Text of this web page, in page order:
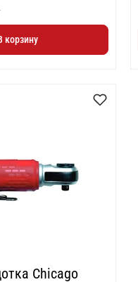
корзину
Chicago